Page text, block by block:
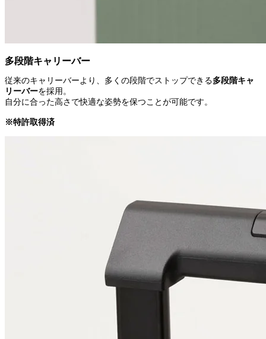
多段階キャリーバー
従来のキャリーバーより、多くの段階でストップできる多段階キャ
リーバーを採用。
自分に合った高さで快適な姿勢を保つことが可能です。
※特許取得済